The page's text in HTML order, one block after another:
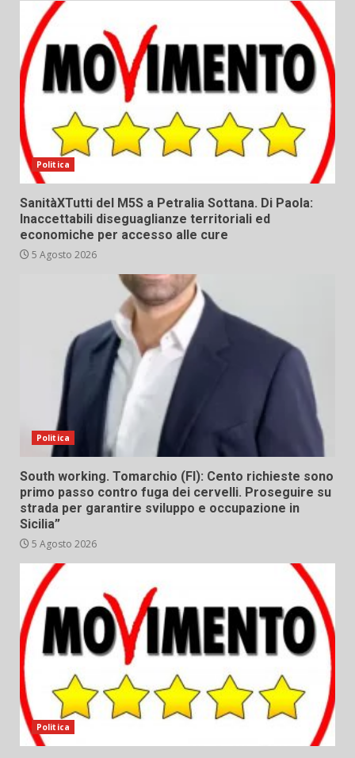
Politica
SanitàXTutti del M5S a Petralia Sottana. Di Paola:
Inaccettabili diseguaglianze territoriali ed
economiche per accesso alle cure
5 Agosto 2026
Politica
South working. Tomarchio (FI): Cento richieste sono
primo passo contro fuga dei cervelli. Proseguire su
strada per garantire sviluppo e occupazione in
Sicilia”
5 Agosto 2026
Politica